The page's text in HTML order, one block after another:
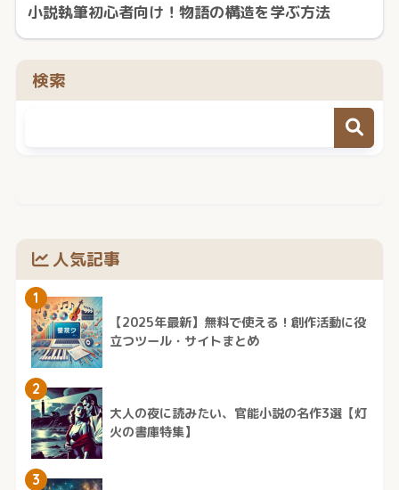
小説執筆初心者向け！物語の構造を学ぶ方法
検索
人気記事
1
【2025年最新】無料で使える！創作活動に役
立つツール・サイトまとめ
2
大人の夜に読みたい、官能小説の名作3選【灯
火の書庫特集】
3